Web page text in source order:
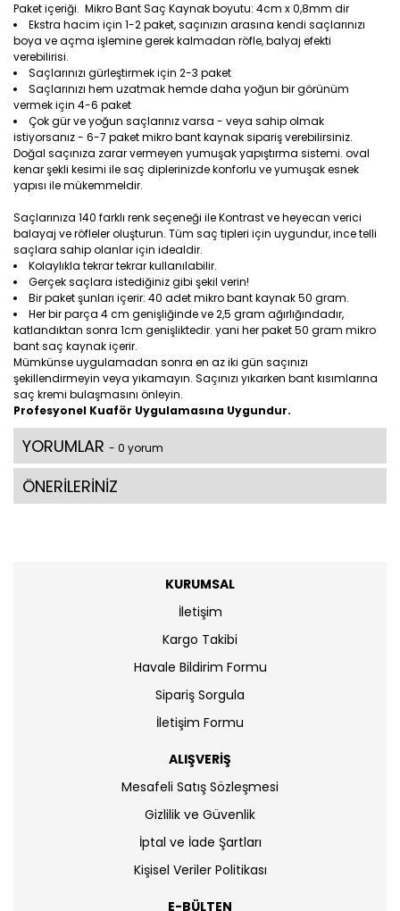
Paket içeriği. Mikro Bant Saç Kaynak boyutu: 4cm x 0,8mm dir
Ekstra hacim için 1-2 paket, saçınızın arasına kendi saçlarınızı
boya ve açma işlemine gerek kalmadan röfle, balyaj efekti
verebilirisi.
Saçlarınızı gürleştirmek için 2-3 paket
Saçlarınızı hem uzatmak hemde daha yoğun bir görünüm
vermek için 4-6 paket
Çok gür ve yoğun saçlarınız varsa - veya sahip olmak
istiyorsanız - 6-7 paket mikro bant kaynak sipariş verebilirsiniz.
Doğal saçınıza zarar vermeyen yumuşak yapıştırma sistemi. oval
kenar şekli kesimi ile saç diplerinizde konforlu ve yumuşak esnek
yapısı ile mükemmeldir.
Saçlarınıza 140 farklı renk seçeneği ile Kontrast ve heyecan verici
balayaj ve röfleler oluşturun. Tüm saç tipleri için uygundur, ince telli
saçlara sahip olanlar için idealdir.
Kolaylıkla tekrar tekrar kullanılabilir.
Gerçek saçlara istediğiniz gibi şekil verin!
Bir paket şunları içerir: 40 adet mikro bant kaynak 50 gram.
Her bir parça 4 cm genişliğinde ve 2,5 gram ağırlığındadır,
katlandıktan sonra 1cm genişliktedir. yani her paket 50 gram mikro
bant saç kaynak içerir.
Mümkünse uygulamadan sonra en az iki gün saçınızı
şekillendirmeyin veya yıkamayın. Saçınızı yıkarken bant kısımlarına
saç kremi bulaşmasını önleyin.
Profesyonel Kuaför Uygulamasına Uygundur.
YORUMLAR - 0 yorum
ÖNERİLERİNİZ
KURUMSAL
İletişim
Kargo Takibi
Havale Bildirim Formu
Sipariş Sorgula
İletişim Formu
ALIŞVERİŞ
Mesafeli Satış Sözleşmesi
Gizlilik ve Güvenlik
İptal ve İade Şartları
Kişisel Veriler Politikası
E-BÜLTEN